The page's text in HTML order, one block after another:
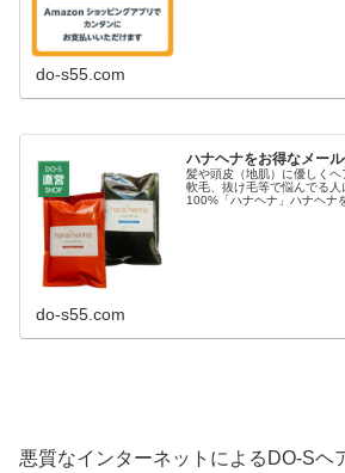
do-s55.com
ハナヘナをお得なメール
髪や頭皮（地肌）に優しくヘ
軟毛、抜け毛等で悩んでる
100%「ハナヘナ」ハナヘナ
do-s55.com
悪質なインターネットによるDO-S